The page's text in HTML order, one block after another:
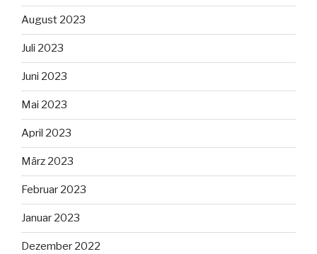
August 2023
Juli 2023
Juni 2023
Mai 2023
April 2023
März 2023
Februar 2023
Januar 2023
Dezember 2022